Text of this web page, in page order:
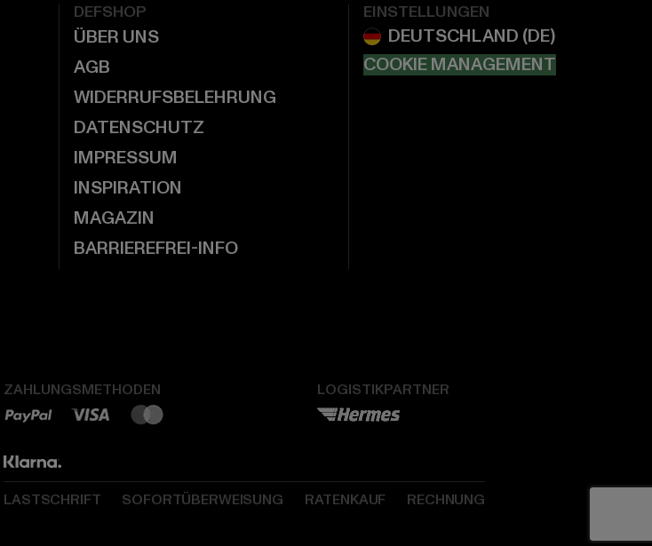
DEFSHOP
ÜBER UNS
AGB
WIDERRUFSBELEHRUNG
DATENSCHUTZ
IMPRESSUM
INSPIRATION
MAGAZIN
BARRIEREFREI-INFO
EINSTELLUNGEN
COOKIE MANAGEMENT
ZAHLUNGSMETHODEN LOGISTIKPARTNER
LASTSCHRIFT SOFORTÜBERWEISUNG RATENKAUF RECHNUNG